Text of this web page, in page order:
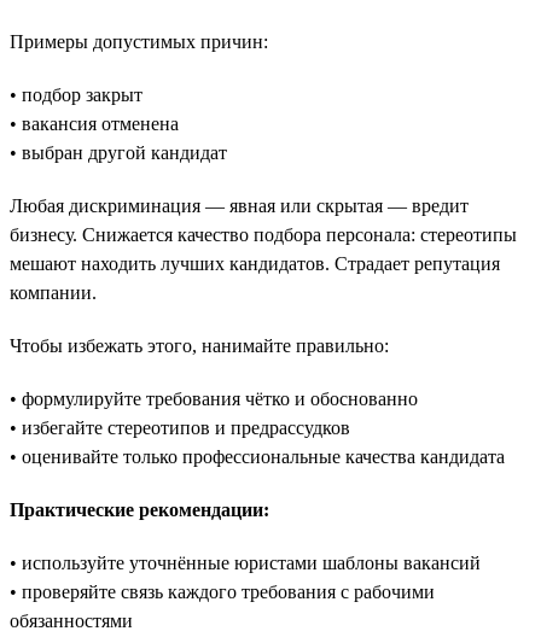
Примеры допустимых причин:
• подбор закрыт
• вакансия отменена
• выбран другой кандидат
Любая дискриминация — явная или скрытая — вредит
бизнесу. Снижается качество подбора персонала: стереотипы
мешают находить лучших кандидатов. Страдает репутация
компании.
Чтобы избежать этого, нанимайте правильно:
• формулируйте требования чётко и обоснованно
• избегайте стереотипов и предрассудков
• оценивайте только профессиональные качества кандидата
Практические рекомендации:
• используйте уточнённые юристами шаблоны вакансий
• проверяйте связь каждого требования с рабочими
обязанностями